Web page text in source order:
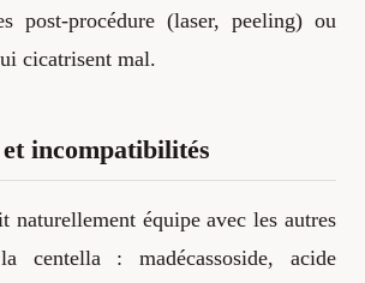
post-procédure (laser, peeling) ou
cicatrisent mal.
incompatibilités
naturellement équipe avec les autres
centella : madécassoside, acide